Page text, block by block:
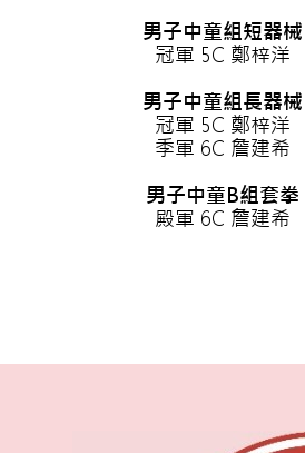
男子中童組短器械
冠軍 5C 鄭梓洋
男子中童組長器械
冠軍 5C 鄭梓洋
季軍 6C 詹建希
男子中童B組套拳
殿軍 6C 詹建希